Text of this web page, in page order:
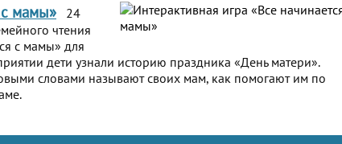
с мамы»
24
чтения
с мамы» для
дети узнали историю праздника «День матери».
словами называют своих мам, как помогают им по